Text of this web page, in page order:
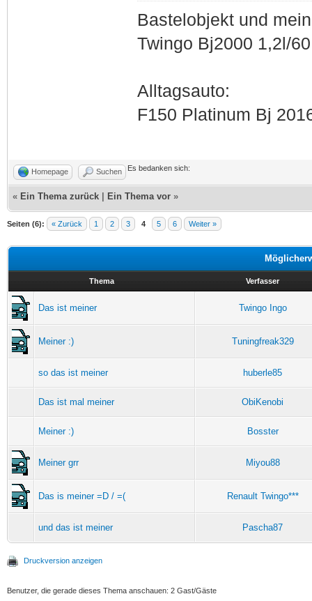
Bastelobjekt und
Twingo Bj2000 1,2l/
Alltagsauto:
F150 Platinum Bj
Homepage Suchen Es bedanken sich:
« Ein Thema zurück Ein Thema vor »
Seiten (6): « Zurück 1 2 3 4 5 6 Weiter »
Thema Verfasser
Das ist meiner Twingo Ingo
Meiner :) Tuningfreak329
so das ist meiner huberle85
Das ist mal meiner ObiKenobi
Meiner :) Bosster
Meiner grr Miyou88
Das is meiner =D / =( Renault Twingo***
und das ist meiner Pascha87
Druckversion anzeigen
Benutzer, die gerade dieses Thema anschauen: 2 Gast/Gäste